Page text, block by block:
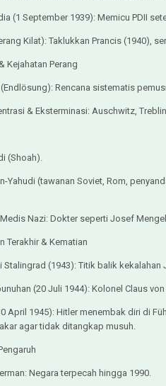
(1 September 1939): Memicu PDII
Kilat): Taklukkan Prancis (1940),
Kejahatan Perang
Rencana sistematis
& Eksterminasi: Auschwitz,
(Shoah).
Yahudi (tawanan Soviet, Rom,
Nazi: Dokter seperti Josef
Terakhir & Kematian
Stalingrad (1943): Titik balik kekalahan
(20 Juli 1944): Kolonel Claus
April 1945): Hitler menembak diri di
agar tidak ditangkap musuh.
Negara terpecah hingga 1990.